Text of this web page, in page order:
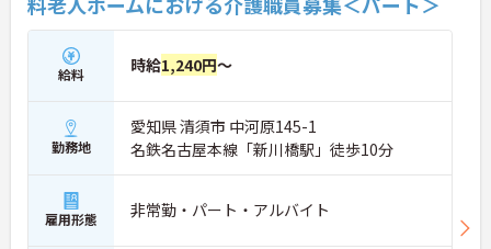
給料 時給1,240円～
勤務地
愛知県 清須市 中河原145-1
名鉄名古屋本線「新川橋駅」徒歩10分
雇用形態 非常勤・パート・アルバイト